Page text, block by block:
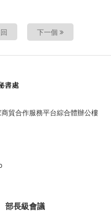
下一個
貿合作服務平台綜合體辦公樓
部長級會議